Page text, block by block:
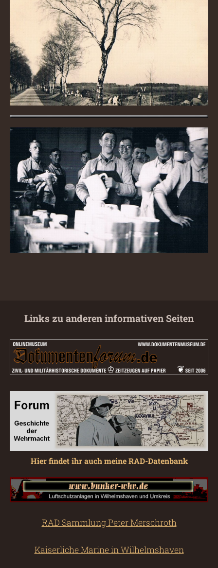
Links zu anderen informativen Seiten
Hier findet ihr auch meine RAD-Datenbank
RAD Sammlung Peter Merschroth
Kaiserliche Marine in Wilhelmshaven